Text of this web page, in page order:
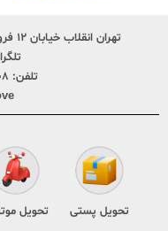
تهران انقلاب خیابان ۱۲ فروردین پایین تر از وحید نظری پلاک ۲۴۹
تلفن:
تحویل پستی تحویل